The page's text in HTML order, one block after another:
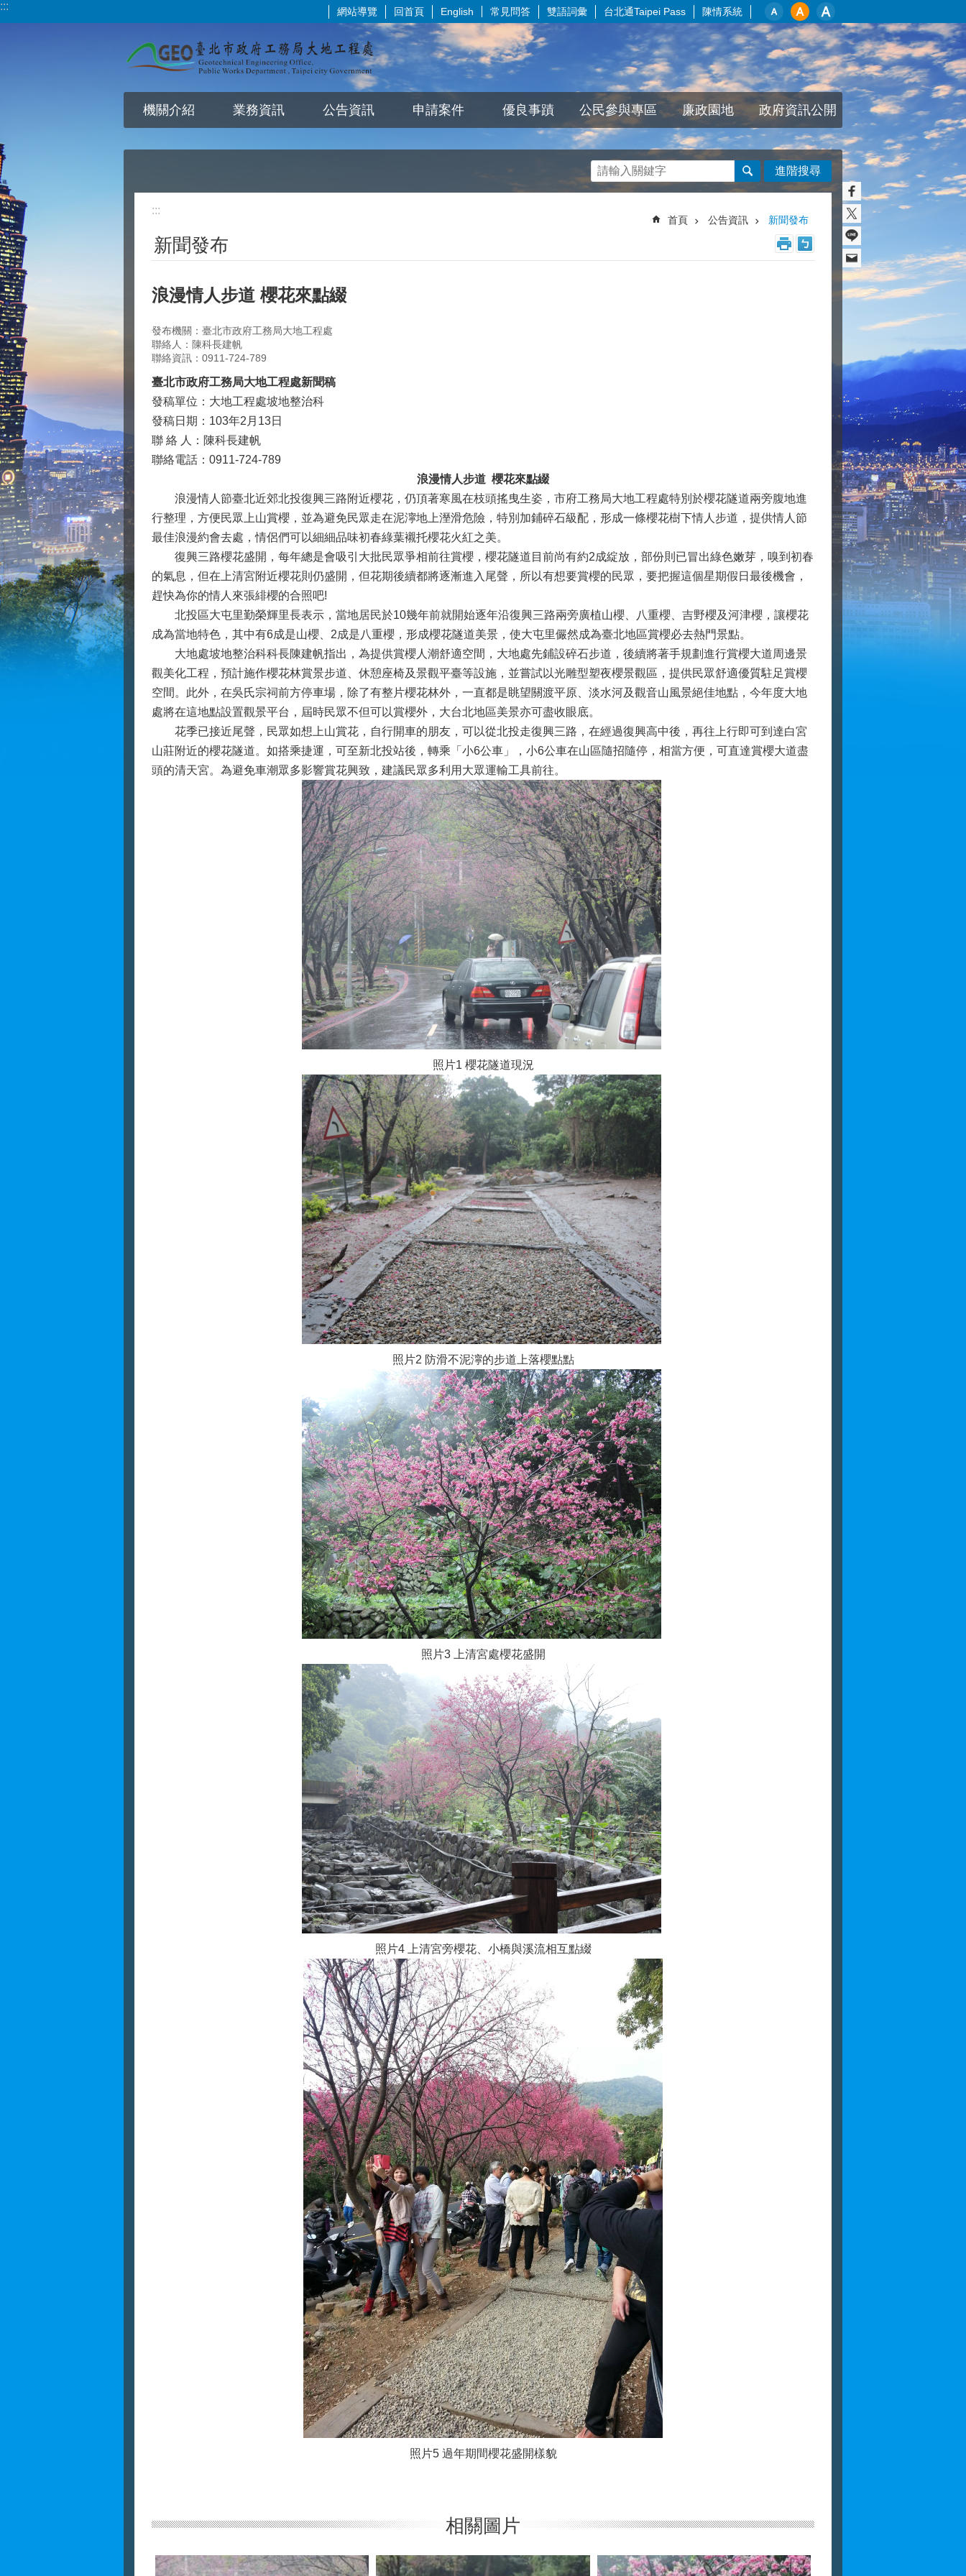
跳到主要內容區塊
::: 網站導覽 回首頁 English 常見問答 雙語詞彙 台北通Taipei Pass 陳情系統
機關介紹 業務資訊 公告資訊 申請案件 優良事蹟 公民參與專區 廉政園地 政府資訊公開
進階搜尋
:::
首頁 公告資訊 新聞發布
新聞發布
浪漫情人步道 櫻花來點綴
發布機關：臺北市政府工務局大地工程處
聯絡人：陳科長建帆
聯絡資訊：0911-724-789
臺北市政府工務局大地工程處新聞稿
發稿單位：大地工程處坡地整治科
發稿日期：103年2月13日
聯 絡 人：陳科長建帆
聯絡電話：0911-724-789
浪漫情人步道 櫻花來點綴
浪漫情人節臺北近郊北投復興三路附近櫻花，仍頂著寒風在枝頭搖曳生姿，市府工務局大地工程處特別於櫻花隧道兩旁腹地進
行整理，方便民眾上山賞櫻，並為避免民眾走在泥濘地上溼滑危險，特別加鋪碎石級配，形成一條櫻花樹下情人步道，提供情人節
最佳浪漫約會去處，情侶們可以細細品味初春綠葉襯托櫻花火紅之美。
復興三路櫻花盛開，每年總是會吸引大批民眾爭相前往賞櫻，櫻花隧道目前尚有約2成綻放，部份則已冒出綠色嫩芽，嗅到初春
的氣息，但在上清宮附近櫻花則仍盛開，但花期後續都將逐漸進入尾聲，所以有想要賞櫻的民眾，要把握這個星期假日最後機會，
趕快為你的情人來張緋櫻的合照吧!
北投區大屯里勤榮輝里長表示，當地居民於10幾年前就開始逐年沿復興三路兩旁廣植山櫻、八重櫻、吉野櫻及河津櫻，讓櫻花
成為當地特色，其中有6成是山櫻、2成是八重櫻，形成櫻花隧道美景，使大屯里儼然成為臺北地區賞櫻必去熱門景點。
大地處坡地整治科科長陳建帆指出，為提供賞櫻人潮舒適空間，大地處先鋪設碎石步道，後續將著手規劃進行賞櫻大道周邊景
觀美化工程，預計施作櫻花林賞景步道、休憩座椅及景觀平臺等設施，並嘗試以光雕型塑夜櫻景觀區，提供民眾舒適優質駐足賞櫻
空間。此外，在吳氏宗祠前方停車場，除了有整片櫻花林外，一直都是眺望關渡平原、淡水河及觀音山風景絕佳地點，今年度大地
處將在這地點設置觀景平台，屆時民眾不但可以賞櫻外，大台北地區美景亦可盡收眼底。
花季已接近尾聲，民眾如想上山賞花，自行開車的朋友，可以從北投走復興三路，在經過復興高中後，再往上行即可到達白宮
山莊附近的櫻花隧道。如搭乘捷運，可至新北投站後，轉乘「小6公車」，小6公車在山區隨招隨停，相當方便，可直達賞櫻大道盡
頭的清天宮。為避免車潮眾多影響賞花興致，建議民眾多利用大眾運輸工具前往。
照片1 櫻花隧道現況
照片2 防滑不泥濘的步道上落櫻點點
照片3 上清宮處櫻花盛開
照片4 上清宮旁櫻花、小橋與溪流相互點綴
照片5 過年期間櫻花盛開樣貌
相關圖片